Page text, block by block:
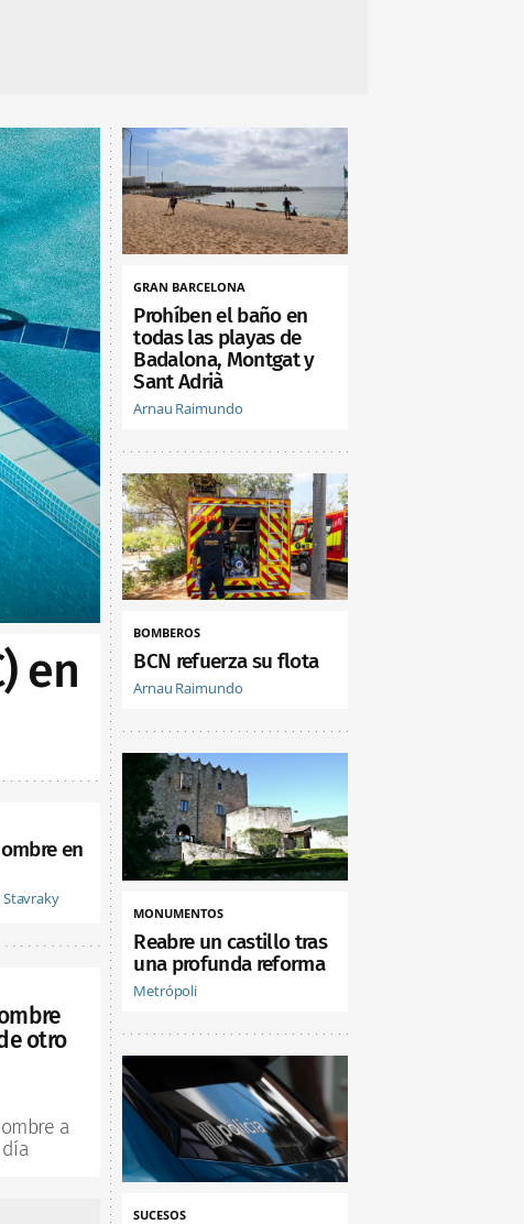
en
en
Stavraky
otro
a
GRAN BARCELONA
Prohíben el baño en
todas las playas de
Badalona, Montgat y
Sant Adrià
Arnau Raimundo
BOMBEROS
BCN refuerza su flota
Arnau Raimundo
MONUMENTOS
Reabre un castillo tras
una profunda reforma
Metrópoli
SUCESOS